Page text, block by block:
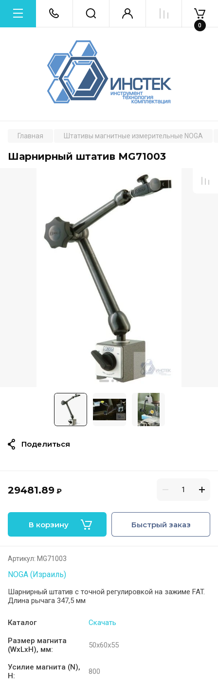
0
Главная Штативы магнитные измерительные NOGA
Шарнирный штатив MG71003
29481.89 ₽
В корзину Быстрый заказ
Артикул: MG71003
NOGA (Израиль)
Шарнирный штатив с точной регулировкой на зажиме FAT.
Длина рычага 347,5 мм
Каталог Скачать
Размер магнита
(WxLxH), мм:
50х60х55
Усилие магнита (N),
Н:
800
Поделиться